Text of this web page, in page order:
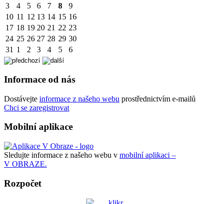
3
4 5 6 7 8
9
10 11 12 13 14 15 16
17 18 19 20 21 22 23
24 25 26 27 28 29 30
31 1 2 3 4 5 6
Informace od nás
Dostávejte informace z našeho webu prostřednictvím e-mailů
Chci se zaregistrovat
Mobilní aplikace
Sledujte informace z našeho webu v mobilní aplikaci –
V OBRAZE.
Rozpočet